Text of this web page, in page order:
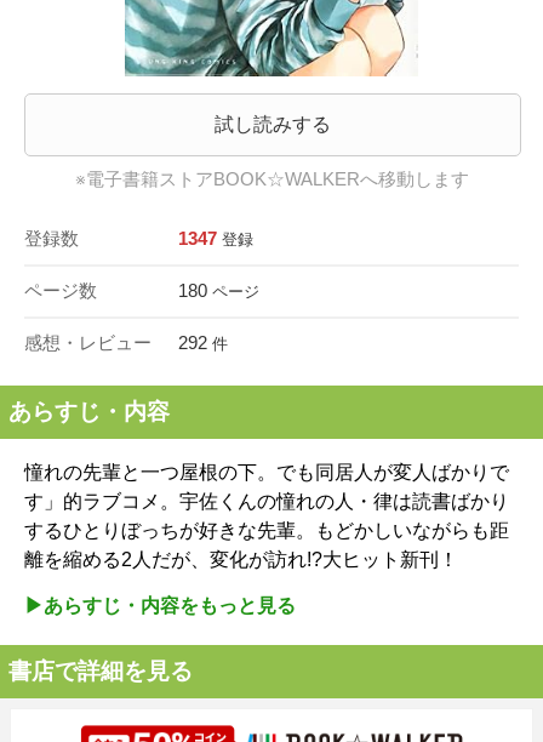
試し読みする
※電子書籍ストアBOOK☆WALKERへ移動します
登録数 1347 登録
ページ数 180 ページ
感想・レビュー 292 件
あらすじ・内容
憧れの先輩と一つ屋根の下。でも同居人が変人ばかりで
す」的ラブコメ。宇佐くんの憧れの人・律は読書ばかり
するひとりぼっちが好きな先輩。もどかしいながらも距
離を縮める2人だが、変化が訪れ!?大ヒット新刊！
▶︎あらすじ・内容をもっと見る
書店で詳細を見る